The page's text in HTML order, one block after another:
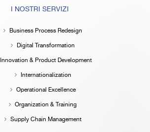
I NOSTRI SERVIZI
Business Process Redesign
Digital Transformation
Innovation & Product Development
Internationalization
Operational Excellence
Organization & Training
Supply Chain Management